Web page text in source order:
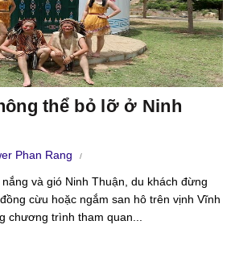
thể bỏ lỡ ở Ninh
Phan Rang
và gió Ninh Thuận, du khách đừng
cừu hoặc ngắm san hô trên vịnh Vĩnh
chương trình tham quan...